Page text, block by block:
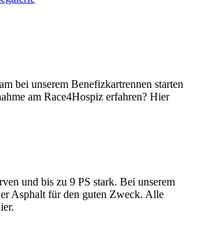
bei unserem Benefizkartrennen starten
am Race4Hospiz erfahren? Hier
und bis zu 9 PS stark. Bei unserem
Asphalt für den guten Zweck. Alle